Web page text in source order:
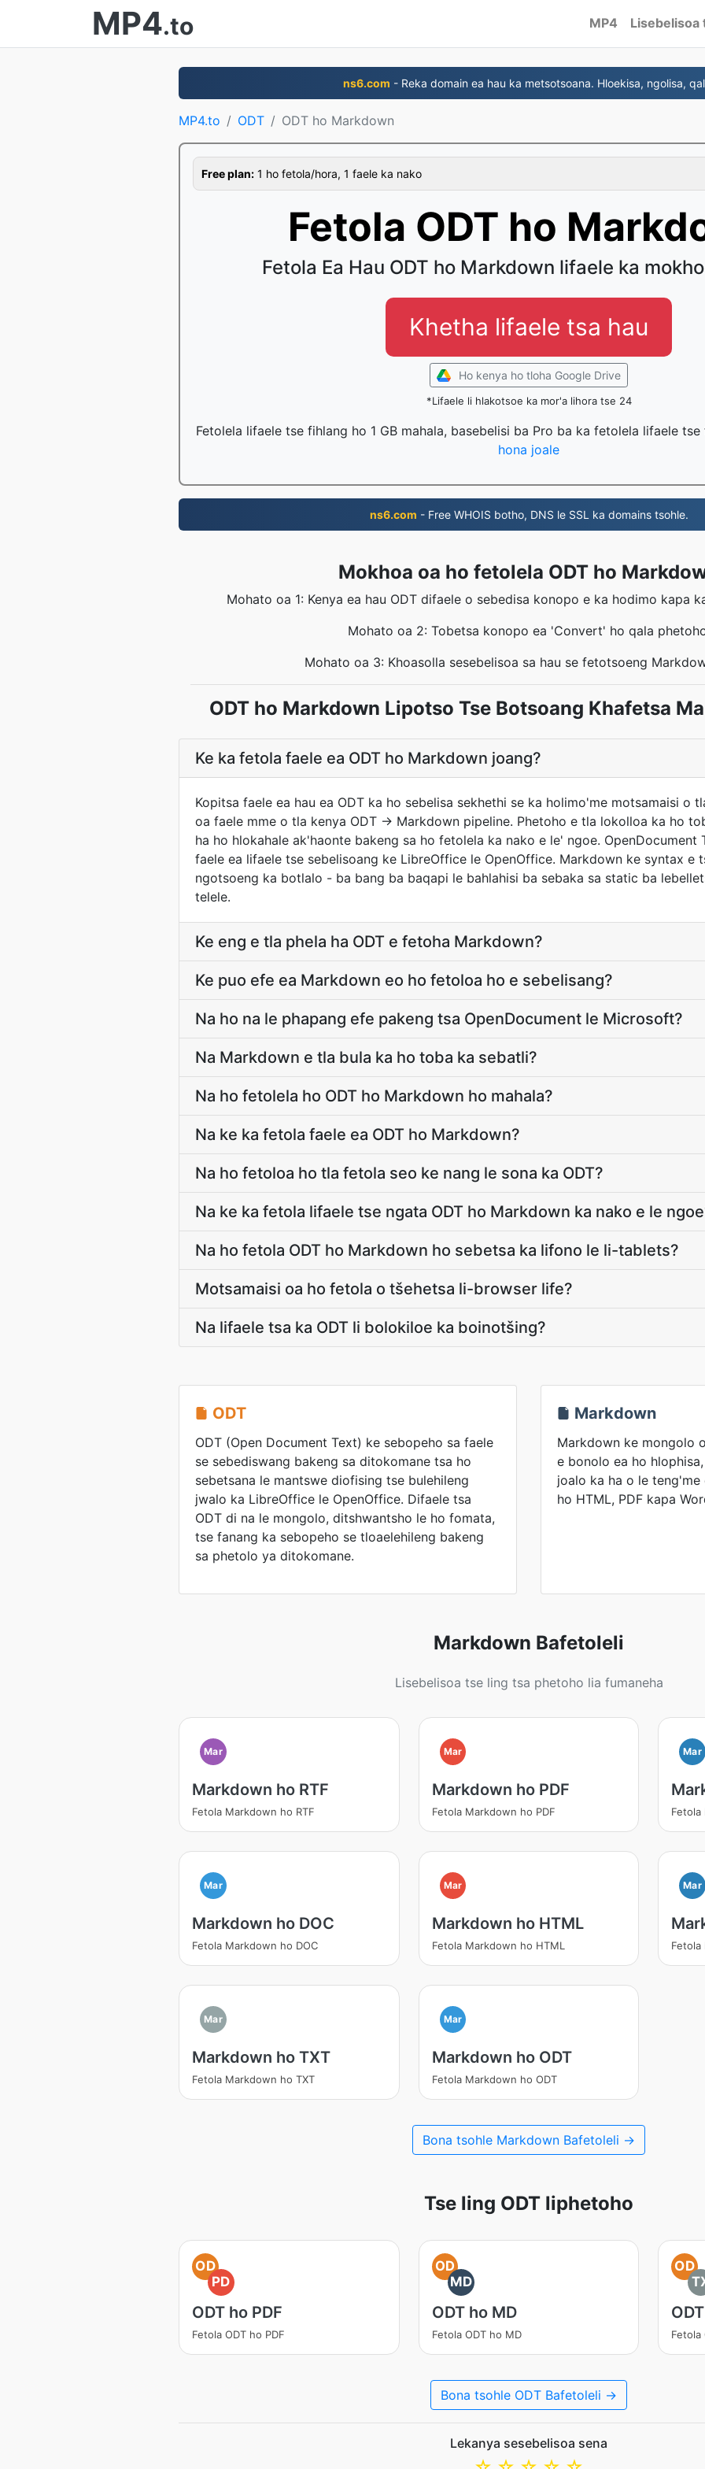
MP4.to MP4 Lisebelisoa
ns6.com - Reka domain ea hau ka metsotsoana. Hloekisa, ngolisa,
MP4.to ODT ODT ho Markdown
Free plan: 1 ho fetola/hora, 1 faele ka nako
Fetola ODT ho
Fetola Ea Hau ODT ho Markdown lifaele ka
Khetha lifaele tsa hau
Ho kenya ho tloha Google Drive
*Lifaele li hlakotsoe ka mor'a lihora tse 24
Fetolela lifaele tse fihlang ho 1 GB mahala, basebelisi ba Pro ba ka fetolela lifaele tse
hona joale
ns6.com - Free WHOIS botho, DNS le SSL ka domains tsohle.
Mokhoa oa ho fetolela ODT ho
Mohato oa 1: Kenya ea hau ODT difaele o sebedisa konopo e ka hodimo kapa
Mohato oa 2: Tobetsa konopo ea 'Convert' ho qala
Mohato oa 3: Khoasolla sesebelisoa sa hau se fetotsoeng
ODT ho Markdown Lipotso Tse Botsoang Khafetsa
Ke ka fetola faele ea ODT ho Markdown joang?
Kopitsa faele ea hau ea ODT ka ho sebelisa sekhethi se ka holimo'me motsamaisi o
oa faele mme o tla kenya ODT → Markdown pipeline. Phetoho e tla lokolloa ka ho
ha ho hlokahale ak'haonte bakeng sa ho fetolela ka nako e le' ngoe. OpenDocument
faele ea lifaele tse sebelisoang ke LibreOffice le OpenOffice. Markdown ke syntax e
ngotsoeng ka botlalo - ba bang ba baqapi le bahlahisi ba sebaka sa static ba
telele.
Ke eng e tla phela ha ODT e fetoha Markdown?
Ke puo efe ea Markdown eo ho fetoloa ho e sebelisang?
Na ho na le phapang efe pakeng tsa OpenDocument le Microsoft?
Na Markdown e tla bula ka ho toba ka sebatli?
Na ho fetolela ho ODT ho Markdown ho mahala?
Na ke ka fetola faele ea ODT ho Markdown?
Na ho fetoloa ho tla fetola seo ke nang le sona ka ODT?
Na ke ka fetola lifaele tse ngata ODT ho Markdown ka nako e le
Na ho fetola ODT ho Markdown ho sebetsa ka lifono le li-tablets?
Motsamaisi oa ho fetola o tšehetsa li-browser life?
Na lifaele tsa ka ODT li bolokiloe ka boinotšing?
ODT
ODT (Open Document Text) ke sebopeho sa faele
se sebediswang bakeng sa ditokomane tsa ho
sebetsana le mantswe diofising tse bulehileng
jwalo ka LibreOffice le OpenOffice. Difaele tsa
ODT di na le mongolo, ditshwantsho le ho fomata,
tse fanang ka sebopeho se tloaelehileng bakeng
sa phetolo ya ditokomane.
Markdown
Markdown ke mongolo
e bonolo ea ho
joalo ka ha o le
ho HTML, PDF kapa
Markdown Bafetoleli
Lisebelisoa tse ling tsa phetoho lia fumaneha
Mar
Markdown ho RTF
Fetola Markdown ho RTF
Mar
Markdown ho PDF
Fetola Markdown ho PDF
Mar
Fetola
Mar
Markdown ho DOC
Fetola Markdown ho DOC
Mar
Markdown ho HTML
Fetola Markdown ho HTML
Mar
Fetola
Mar
Markdown ho TXT
Fetola Markdown ho TXT
Mar
Markdown ho ODT
Fetola Markdown ho ODT
Bona tsohle Markdown Bafetoleli →
Tse ling ODT liphetoho
OD
PD
ODT ho PDF
Fetola ODT ho PDF
OD
MD
ODT ho MD
Fetola ODT ho MD
OD
Fetola
Bona tsohle ODT Bafetoleli →
Lekanya sesebelisoa sena